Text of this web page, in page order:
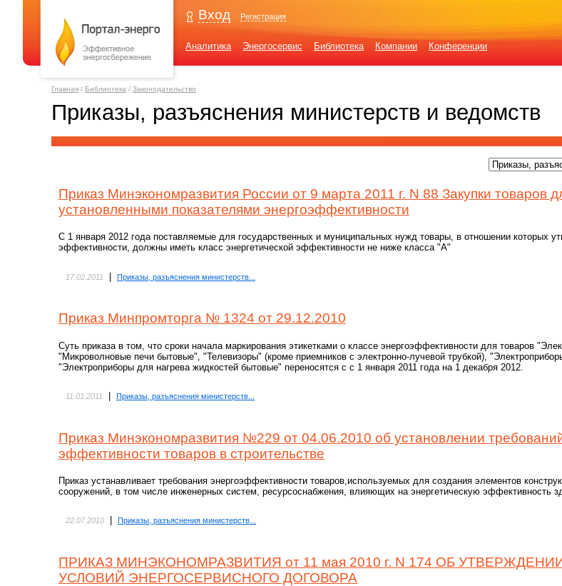
Вход Регистрация
Аналитика Энергосервис Библиотека Компании Конференции
Главная / Библиотека / Законодательство
Приказы, разъяснения министерств и ведомств
Приказ Минэкономразвития России от 9 марта 2011 г. N 88 Закупки товаров
установленными показателями энергоэффективности
С 1 января 2012 года поставляемые для государственных и муниципальных нужд товары, в отношении которых
эффективности, должны иметь класс энергетической эффективности не ниже класса "А"
17.02.2011 Приказы, разъяснения министерств...
Приказ Минпромторга № 1324 от 29.12.2010
Суть приказа в том, что сроки начала маркирования этикетками о классе энергоэффективности для товаров
"Микроволновые печи бытовые", "Телевизоры" (кроме приемников с электронно-лучевой трубкой),
"Электроприборы для нагрева жидкостей бытовые" переносятся с с 1 января 2011 года на 1 декабря 2012.
11.01.2011 Приказы, разъяснения министерств...
Приказ Минэкономразвития №229 от 04.06.2010 об установлении
эффективности товаров в строительстве
Приказ устанавливает требования энергоэффективности товаров,используемых для создания элементов
сооружений, в том числе инженерных систем, ресурсоснабжения, влияющих на энергетическую эффективность
22.07.2010 Приказы, разъяснения министерств...
ПРИКАЗ МИНЭКОНОМРАЗВИТИЯ от 11 мая 2010 г. N 174 ОБ
УСЛОВИЙ ЭНЕРГОСЕРВИСНОГО ДОГОВОРА